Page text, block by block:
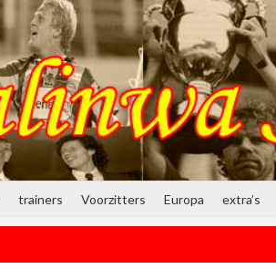
trainers Voorzitters Europa extra’s